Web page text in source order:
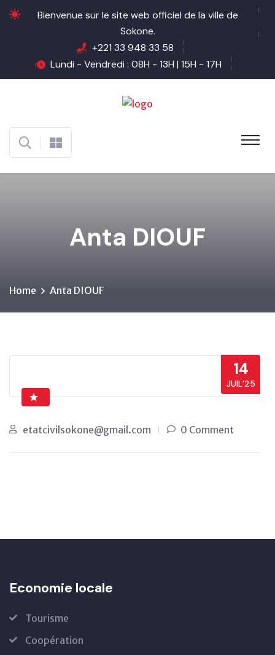
Bienvenue sur le site web officiel de la ville de
Sokone.
+221 33 948 33 58
Lundi - Vendredi : 08H - 13H | 15H - 17H
Anta DIOUF
Home Anta DIOUF
14
JUIL’25
etatcivilsokone@gmail.com 0 Comment
Economie locale
Tourisme
Coopération